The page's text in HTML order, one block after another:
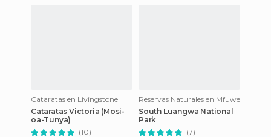
Cataratas en Livingstone
Cataratas Victoria (Mosi-
oa-Tunya)
(10)
Reservas Naturales en Mfuwe
South Luangwa National
Park
(7)